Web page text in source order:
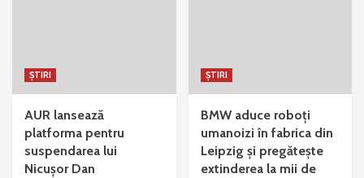
ȘTIRI
AUR lansează
platforma pentru
suspendarea lui
Nicușor Dan
ȘTIRI
BMW aduce roboți
umanoizi în fabrica din
Leipzig și pregătește
extinderea la mii de